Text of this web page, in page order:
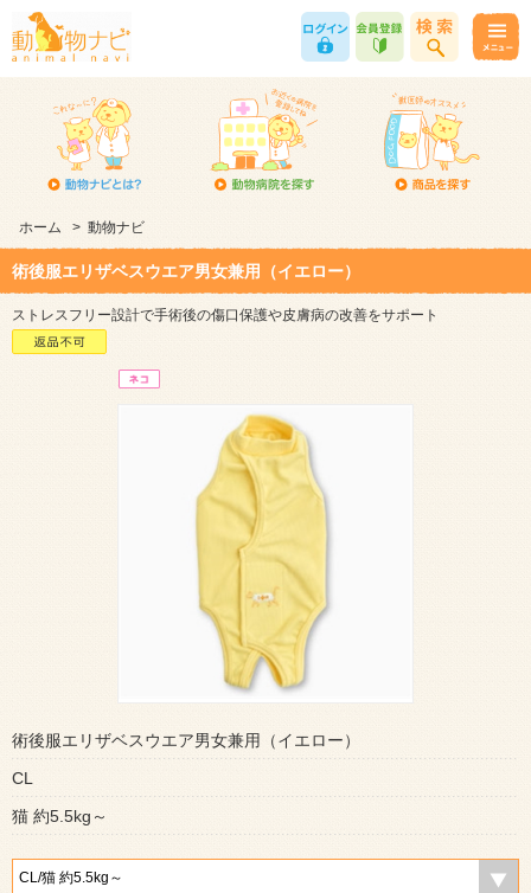
ホーム > 動物ナビ
術後服エリザベスウエア男女兼用（イエロー）
ストレスフリー設計で手術後の傷口保護や皮膚病の改善をサポート
術後服エリザベスウエア男女兼用（イエロー）
CL
猫 約5.5kg～